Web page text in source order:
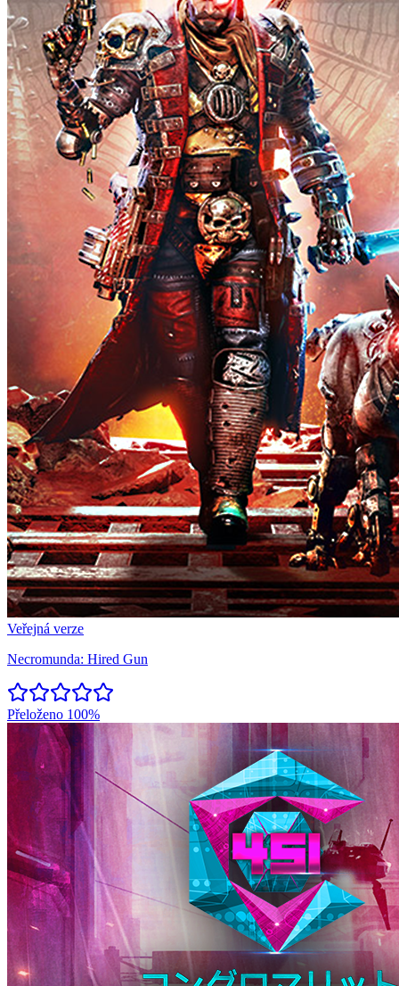
Veřejná verze
Necromunda: Hired Gun
Přeloženo 100%